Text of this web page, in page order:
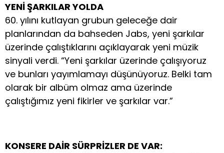
YENİ ŞARKILAR YOLDA
60. yılını kutlayan grubun geleceğe dair
planlarından da bahseden Jabs, yeni şarkılar
üzerinde çalıştıklarını açıklayarak yeni müzik
sinyali verdi. “Yeni şarkılar üzerinde çalışıyoruz
ve bunları yayımlamayı düşünüyoruz. Belki tam
olarak bir albüm olmaz ama üzerinde
çalıştığımız yeni fikirler ve şarkılar var.”
KONSERE DAİR SÜRPRİZLER DE VAR: